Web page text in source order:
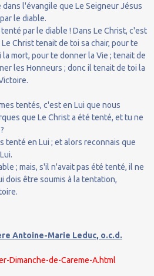
l'évangile que Le Seigneur Jésus
le diable.
par le diable ! Dans Le Christ, c'est
Christ tenait de toi sa chair, pour te
mort, pour te donner la Vie ; tenait de
les Honneurs ; donc il tenait de toi la
tentés, c'est en Lui que nous
que Le Christ a été tenté, et tu ne
tenté en Lui ; et alors reconnais que
; mais, s'il n'avait pas été tenté, il ne
dois être soumis à la tentation,
Antoine-Marie Leduc, o.c.d.
Dimanche-de-Careme-A.html